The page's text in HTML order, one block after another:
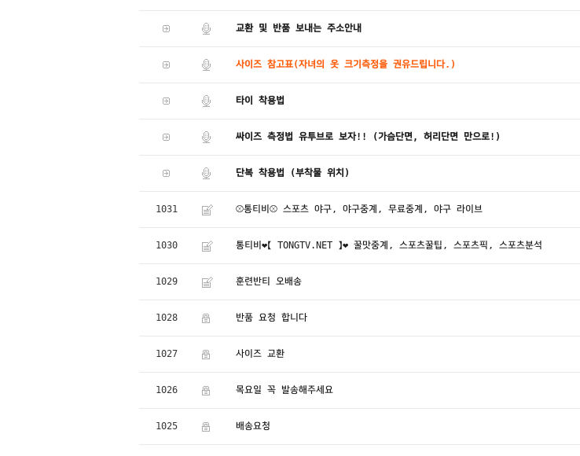
교환 및 반품 보내는 주소안내
사이즈 참고표(자녀의 옷 크기측정을 권유드립니다.)
타이 착용법
싸이즈 측정법 유투브로 보자!! (가슴단면, 허리단면 만으로!)
단복 착용법 (부착물 위치)
1031 ⚾통티비⚾ 스포츠 야구, 야구중계, 무료중계, 야구 라이브
1030 통티비❤️【 TONGTV.NET 】❤️ 꿀맛중계, 스포츠꿀팁, 스포츠픽, 스포츠분석
1029 훈련반티 오배송
1028 반품 요청 합니다
1027 사이즈 교환
1026 목요일 꼭 발송해주세요
1025 배송요청